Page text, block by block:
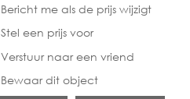
Bericht me als de prijs wijzigt
Stel een prijs voor
Verstuur naar een vriend
Bewaar dit object